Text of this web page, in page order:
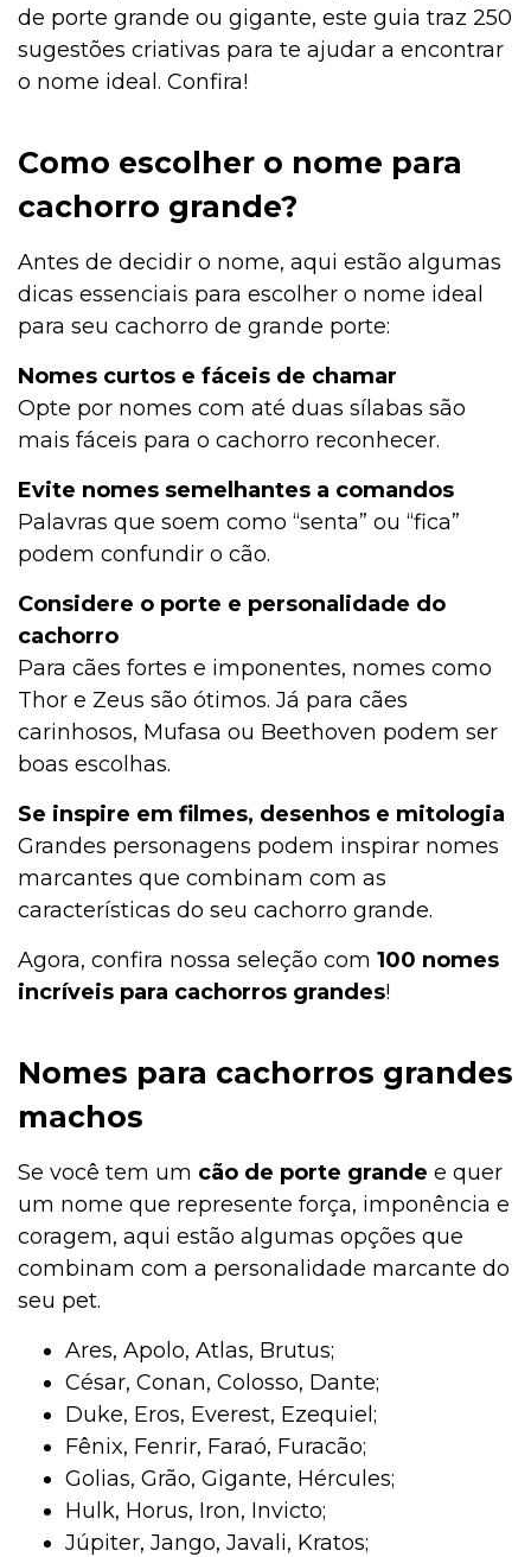
de porte grande ou gigante, este guia traz 250
sugestões criativas para te ajudar a encontrar
o nome ideal. Confira!
Como escolher o nome para
cachorro grande?
Antes de decidir o nome, aqui estão algumas
dicas essenciais para escolher o nome ideal
para seu cachorro de grande porte:
Nomes curtos e fáceis de chamar
Opte por nomes com até duas sílabas são
mais fáceis para o cachorro reconhecer.
Evite nomes semelhantes a comandos
Palavras que soem como “senta” ou “fica”
podem confundir o cão.
Considere o porte e personalidade do
cachorro
Para cães fortes e imponentes, nomes como
Thor e Zeus são ótimos. Já para cães
carinhosos, Mufasa ou Beethoven podem ser
boas escolhas.
Se inspire em filmes, desenhos e mitologia
Grandes personagens podem inspirar nomes
marcantes que combinam com as
características do seu cachorro grande.
Agora, confira nossa seleção com 100 nomes
incríveis para cachorros grandes!
Nomes para cachorros grandes
machos
Se você tem um cão de porte grande e quer
um nome que represente força, imponência e
coragem, aqui estão algumas opções que
combinam com a personalidade marcante do
seu pet.
Ares, Apolo, Atlas, Brutus;
César, Conan, Colosso, Dante;
Duke, Eros, Everest, Ezequiel;
Fênix, Fenrir, Faraó, Furacão;
Golias, Grão, Gigante, Hércules;
Hulk, Horus, Iron, Invicto;
Júpiter, Jango, Javali, Kratos;